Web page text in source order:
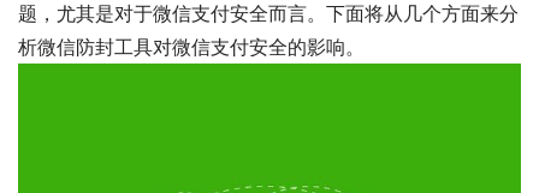
题，尤其是对于微信支付安全而言。下面将从几个方面来分
析微信防封工具对微信支付安全的影响。